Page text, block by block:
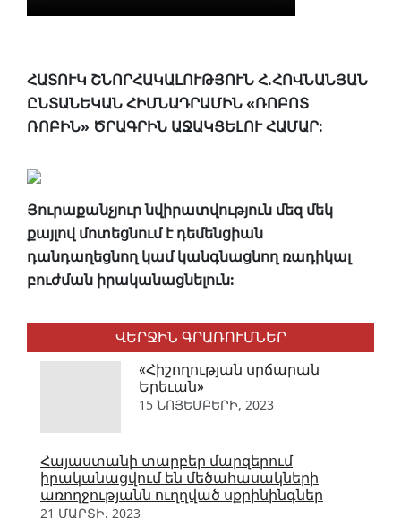
ՀԱՏՈՒԿ ՇՆՈՐՀԱԿԱԼՈՒԹՅՈՒՆ Հ.ՀՈՎՆԱՆՅԱՆ
ԸՆՏԱՆԵԿԱՆ ՀԻՄՆԱԴՐԱՄԻՆ «ՌՈԲՈՏ
ՌՈԲԻՆ» ԾՐԱԳՐԻՆ ԱՋԱԿՑԵԼՈՒ ՀԱՄԱՐ:
Յուրաքանչյուր նվիրատվություն մեզ մեկ
քայլով մոտեցնում է դեմենցիան
դանդաղեցնող կամ կանգնացնող ռադիկալ
բուժման իրականացնելուն:
ՎԵՐՋԻՆ ԳՐԱՌՈՒՄՆԵՐ
«Հիշողության սրճարան
Երեւան»
15 ՆՈՅԵՄԲԵՐԻ, 2023
Հայաստանի տարբեր մարզերում
իրականացվում են մեծահասակների
առողջությանն ուղղված սքրինինգներ
21 ՄԱՐՏԻ, 2023